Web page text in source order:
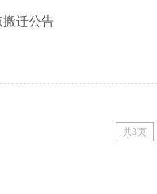
搬迁公告
共3页